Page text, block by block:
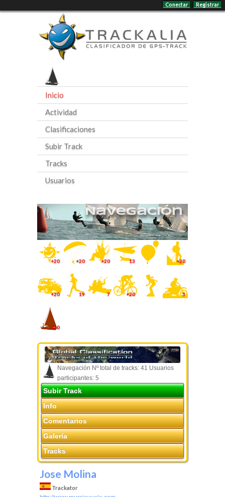
Conectar Registrar
Inicio
Actividad
Clasificaciones
Subir Track
Tracks
Usuarios
Navegación
+20 +20 +20 13 +20
+20 19 7 +20 3
+20
Navegación Nº total de tracks: 41 Usuarios
participantes: 5
Subir Track
Info
Comentarios
Galería
Tracks
Jose Molina
Trackator